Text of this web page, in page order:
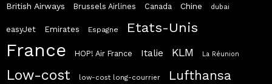
British Airways Brussels Airlines Canada Chine dubai
easyJet Emirates Espagne Etats-Unis
France HOP! Air France Italie KLM La Réunion
Low-cost low-cost long-courrier Lufthansa